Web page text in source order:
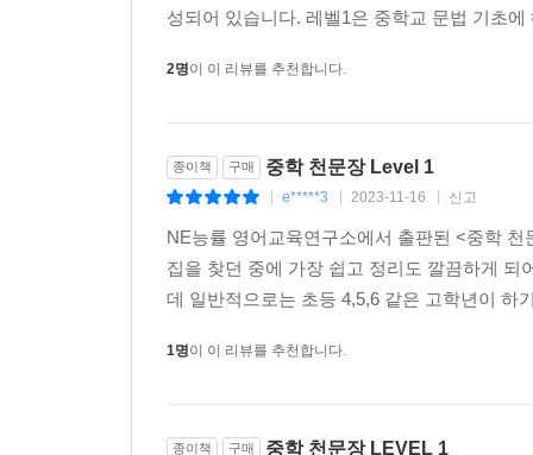
Point 03 이유의 접속사
Point 01 의문문
Point 02 명령문
Point 03 부가의문문
Point 04 감탄문
성되어 있습니다. 레벨1은 중학교 문법 기초
2명이 이 리뷰를 추천합니다.
종이책 구매 중학 천문장 Level 1
e*****3 2023-11-16 신고
NE능률 영어교육연구소에서 출판된 <중학
집을 찾던 중에 가장 쉽고 정리도 깔끔하게
데 일반적으로는 초등 4,5,6 같은 고학년이
1명이 이 리뷰를 추천합니다.
종이책 구매 중학 천문장 LEVEL 1